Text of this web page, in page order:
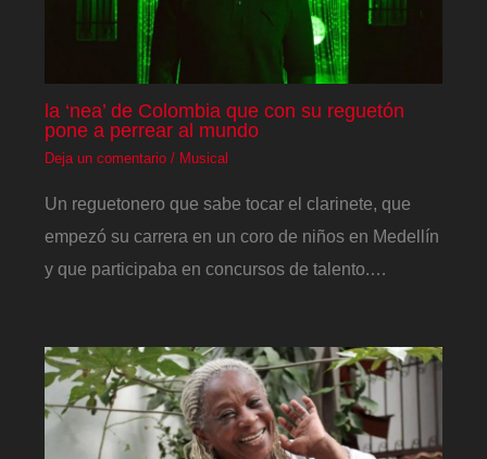
la ‘nea’ de Colombia que con su reguetón
pone a perrear al mundo
Deja un comentario / Musical
Un reguetonero que sabe tocar el clarinete, que
empezó su carrera en un coro de niños en Medellín
y que participaba en concursos de talento.…